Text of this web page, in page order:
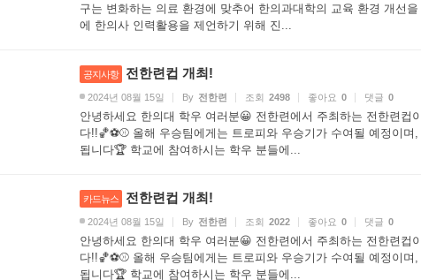
구는 변화하는 의료 환경에 맞추어 한의과대학의 교육 환경 개선
에 한의사 인력활용을 제언하기 위해 진...
공지사항 전한련컵 개최!
2024년 08월 15일 By 전한련 조회 2498 좋아요 0 댓글 0
안녕하세요 한의대 학우 여러분😀 전한련에서 주최하는 전한련컵
다!!🏀⚽⚾ 올해 우승팀에게는 트로피와 우승기가 수여될 예정이
됩니다🏆 학교에 참여하시는 학우 분들에...
카드뉴스 전한련컵 개최!
2024년 08월 15일 By 전한련 조회 2022 좋아요 0 댓글 0
안녕하세요 한의대 학우 여러분😀 전한련에서 주최하는 전한련컵
다!!🏀⚽⚾ 올해 우승팀에게는 트로피와 우승기가 수여될 예정이
됩니다🏆 학교에 참여하시는 학우 분들에...